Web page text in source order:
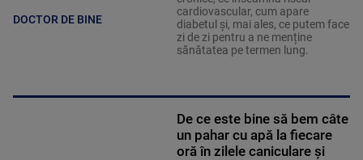
DOCTOR DE BINE
cardiovascular, cum apare
diabetul și, mai ales, ce putem face
zi de zi pentru a ne menține
sănătatea pe termen lung.
De ce este bine să bem câte
un pahar cu apă la fiecare
oră în zilele caniculare și